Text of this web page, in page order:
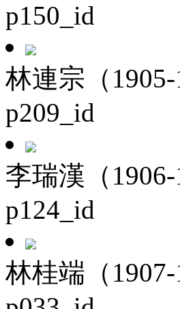
p150_id
林連宗（1905-
p209_id
李瑞漢（1906-
p124_id
林桂端（1907-